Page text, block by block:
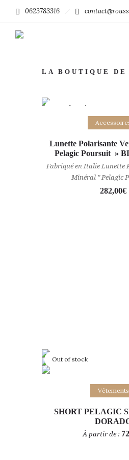
0623783316
LA BOUTIQUE
Lire la suite
Out of stock
Lunette Polarisante
Pelagic Poursuit »
Fabriqué en Italie Lunette
Minéral " Pelagic
282,00€
Choix des
Out of stock
Vêtements
SHORT PELAGIC
À partir de :